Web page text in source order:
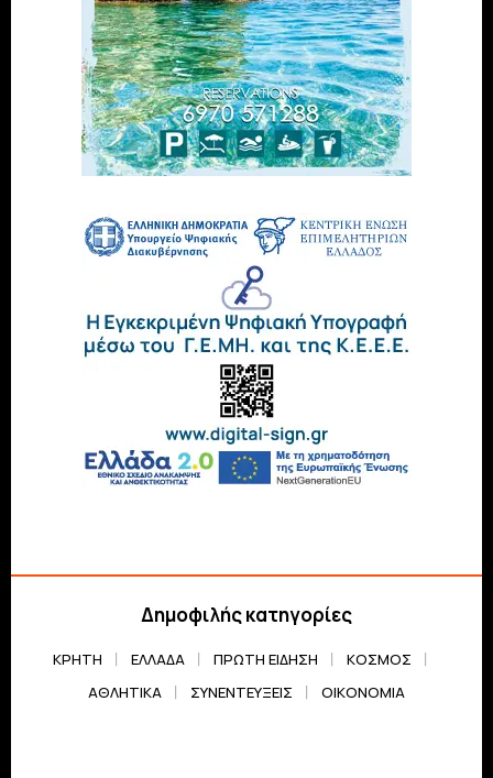
Δημοφιλής κατηγορίες
ΚΡΗΤΗ ΕΛΛΆΔΑ ΠΡΏΤΗ ΕΊΔΗΣΗ
ΚΌΣΜΟΣ
ΑΘΛΗΤΙΚΆ
ΣΥΝΕΝΤΕΎΞΕΙΣ ΟΙΚΟΝΟΜΊΑ